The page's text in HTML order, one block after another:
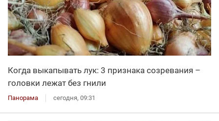
Когда выкапывать лук: 3 признака созревания –
головки лежат без гнили
Панорама сегодня, 09:31